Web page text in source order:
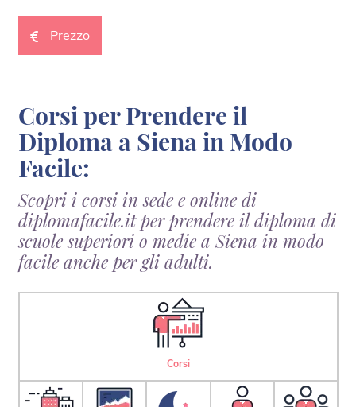
Prezzo
Corsi per Prendere il
Diploma a Siena in Modo
Facile:
Scopri i corsi in sede e online di
diplomafacile.it per prendere il diploma di
scuole superiori o medie a Siena in modo
facile anche per gli adulti.
Corsi